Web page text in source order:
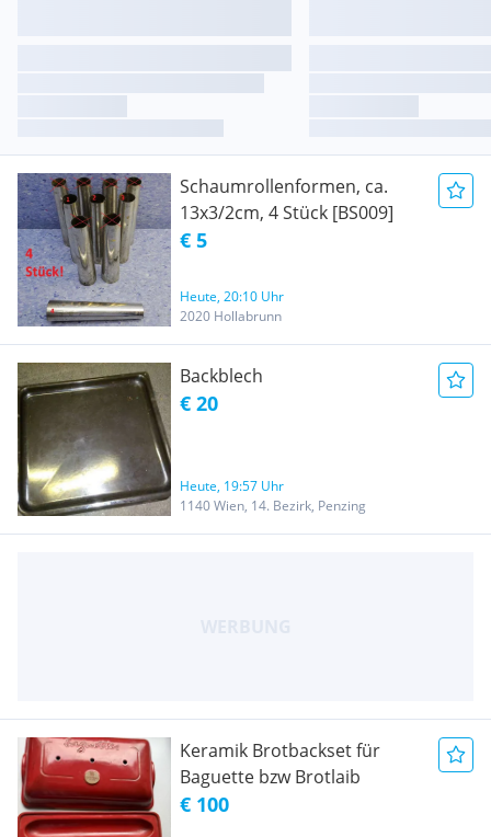
Schaumrollenformen, ca.
13x3/2cm, 4 Stück [BS009]
€ 5
Heute, 20:10 Uhr
2020 Hollabrunn
Backblech
€ 20
Heute, 19:57 Uhr
1140 Wien, 14. Bezirk, Penzing
Keramik Brotbackset für
Baguette bzw Brotlaib
€ 100